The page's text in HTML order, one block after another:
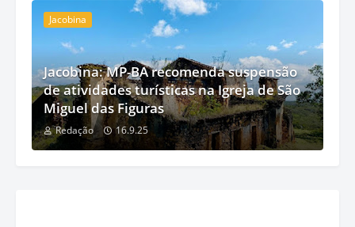
Jacobina
Jacobina: MP-BA recomenda suspensão
de atividades turísticas na Igreja de São
Miguel das Figuras
Redação 16.9.25